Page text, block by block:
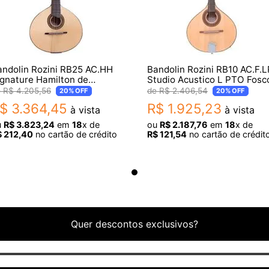
Rozini RB25 AC.HH
Hamilton de
10C AC
R$ 4.205,56 20%OFF
3.364,45 à vista
R$3.823,24 em 18x de
212,40 no cartão de crédito
Bandolin Rozini RB10
Studio Acustico L PTO
R$ 2.406,54 20%OFF
R$ 1.925,23 à vista
ou R$2.187,76 em 18x de
R$121,54 no cartão de
Quer descontos exclusivos?